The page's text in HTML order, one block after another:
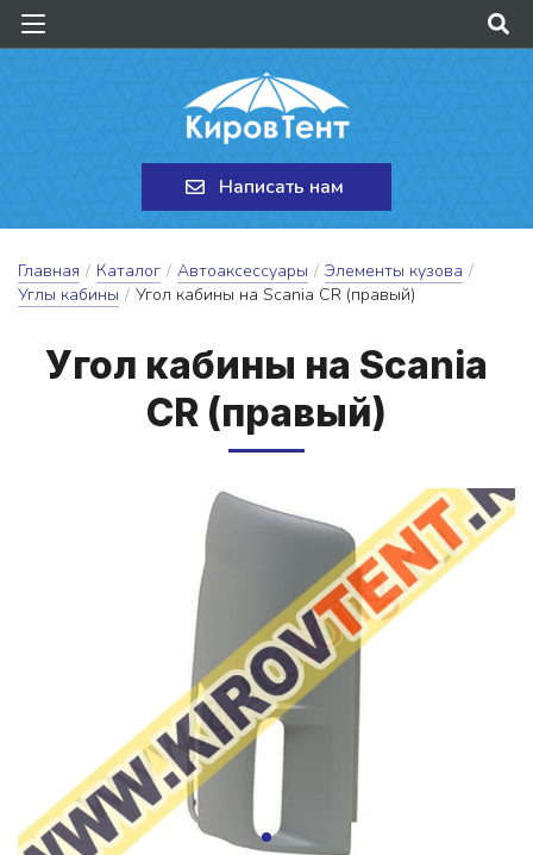
Написать нам
Главная / Каталог / Автоаксессуары / Элементы кузова /
Углы кабины / Угол кабины на Scania CR (правый)
У­гол ка­би­ны на Scania
CR (пра­вый)